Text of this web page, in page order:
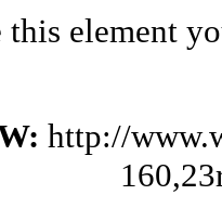
this element
http://